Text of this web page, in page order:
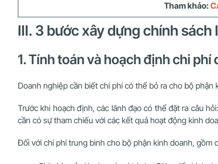
Tham khảo:
III. 3 bước xây dựng chính
1. Tính toán và hoạch định chi
Doanh nghiệp cần biết chi phí có thể bỏ ra cho bộ
Trước khi hoạch định, các lãnh đạo có thể đặt ra câu
cần có sự tham chiếu với các kết quả hoạt động kinh
Đối với chi phí trung bình cho bộ phận kinh doanh, gồm